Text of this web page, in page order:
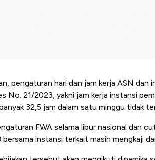
pengaturan hari dan jam kerja ASN
No. 21/2023, yakni jam kerja instansi
32,5 jam dalam satu minggu tidak
FWA selama libur nasional dan
instansi terkait masih mengkaji